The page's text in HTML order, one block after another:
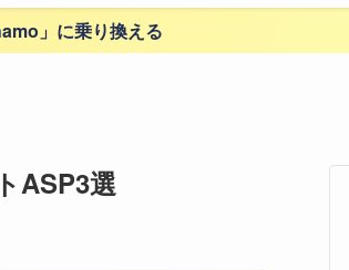
」に乗り換える
ASP3選